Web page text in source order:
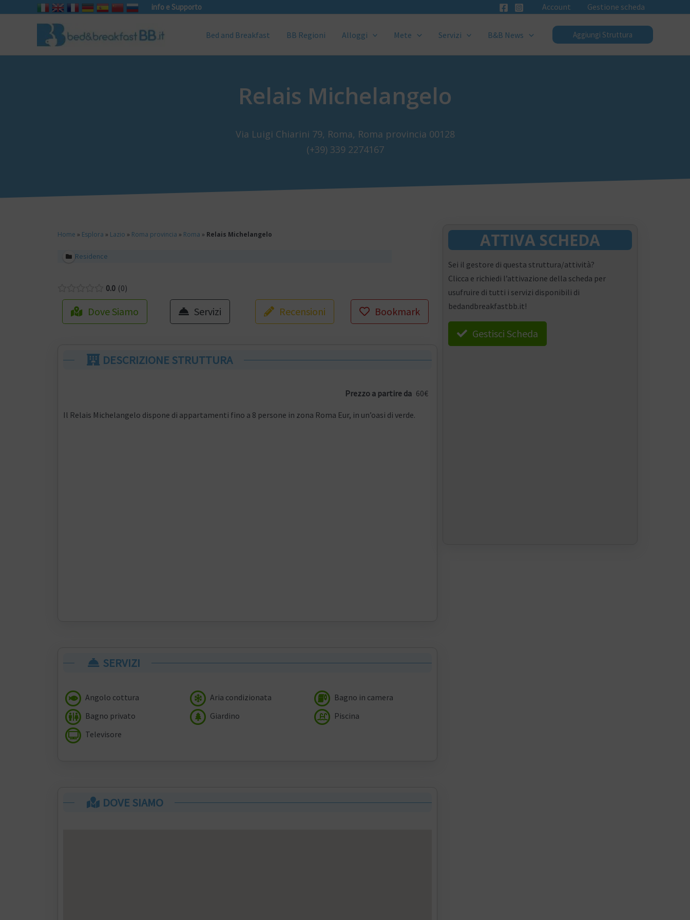
info e Supporto Account Gestione scheda
Bed and Breakfast BB Regioni Alloggi Mete Servizi B&B News Aggiungi Struttura
Relais Michelangelo
Via Luigi Chiarini 79, Roma, Roma provincia 00128
(+39) 339 2274167
Home » Esplora » Lazio » Roma provincia » Roma » Relais Michelangelo
Residence
0.0 0
Dove Siamo Servizi Recensioni Bookmark
DESCRIZIONE STRUTTURA
Prezzo a partire da 60€
Il Relais Michelangelo dispone di appartamenti fino a 8 persone in zona Roma Eur, in un’oasi di verde.
SERVIZI
Angolo cottura Aria condizionata
Bagno in camera
Bagno privato
Giardino
Piscina
Televisore
DOVE SIAMO
ATTIVA SCHEDA
Sei il gestore di questa struttura/attività?
Clicca e richiedi l’attivazione della scheda per
usufruire di tutti i servizi disponibili di
bedandbreakfastbb.it!
Gestisci Scheda